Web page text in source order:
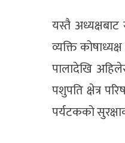
यस्तै अध्यक्षबाट
व्यक्ति
पालादेखि
पशुपति क्षेत्र
पर्यटकको